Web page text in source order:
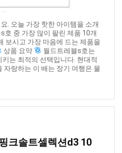
. 오늘 가장 핫한 아이템을 소개
호 중 가장 많이 팔린 제품 10개
보시고 가장 마음에 드는 제품을
상품 요약
월드트레블s호는
는 최적의 선택입니다. 현대적
자랑하는 이 배는 장기 여행은 물
크솔트셀렉션d3 10